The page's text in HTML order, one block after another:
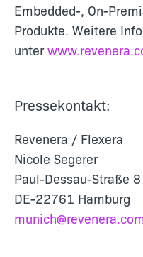
Embedded-, On-
Produkte. Weitere
unter
Pressekontakt:
Revenera / Flexera
Nicole Segerer
Paul-Dessau-Straße 8
DE-22761 Hamburg